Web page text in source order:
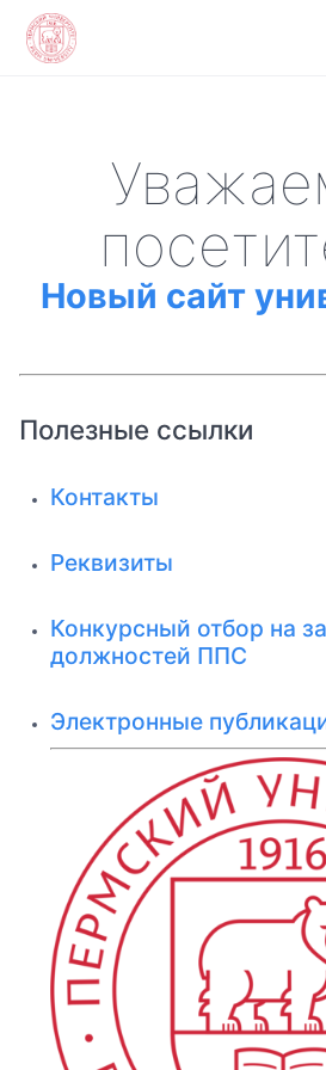
Новый сайт
Полезные ссылки
Контакты
Реквизиты
Конкурсный отбор на
должностей ППС
Электронные